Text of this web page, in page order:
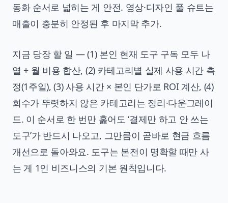
동화 순서로 넓히는 게 안전. 영상·디자인 풀 슈트는
매출이 충분히 안정된 후 마지막 추가.
지금 당장 할 일 — (1) 본인 현재 도구 구독 모두 나
열 + 월 비용 합산, (2) 카테고리별 실제 사용 시간 측
정(1주일), (3) 사용 시간 × 본인 단가로 ROI 계산, (4)
회수가 뚜렷하지 않은 카테고리는 정리·다운그레이
드. 이 순서로 한 번만 훑어도 ‘결제만 하고 안 쓰는
도구’가 반드시 나오고, 그만큼이 곧바로 현금 흐름
개선으로 돌아와요. 도구는 본전이 명확할 때만 사
는 게 1인 비즈니스의 기본 원칙입니다.